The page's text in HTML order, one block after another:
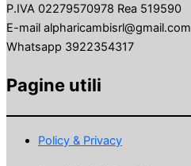
P.IVA 02279570978 Rea 519590
E-mail alpharicambisrl@gmail.com
Whatsapp 3922354317
Pagine utili
Policy & Privacy